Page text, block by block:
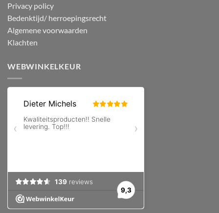
Privacy policy
Bedenktijd/ herroepingsrecht
Algemene voorwaarden
Klachten
WEBWINKELKEUR